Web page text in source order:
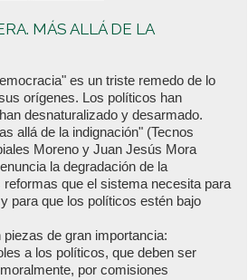
MÁS ALLÁ DE LA
es un triste remedo de lo
orígenes. Los políticos han
desnaturalizado y desarmado.
allá de la indignación" (Tecnos
Moreno y Juan Jesús Mora
la degradación de la
que el sistema necesita para
para que los políticos estén bajo
de gran importancia:
a los políticos, que deben ser
por comisiones